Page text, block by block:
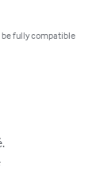
be fully compatible